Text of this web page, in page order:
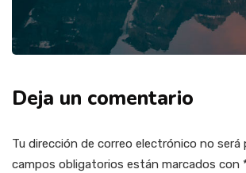
Deja un comentario
Tu dirección de correo electrónico no será
campos obligatorios están marcados con